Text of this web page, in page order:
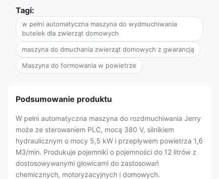
Tagi:
w pełni automatyczna maszyna do wydmuchiwania
butelek dla zwierząt domowych
maszyna do dmuchania zwierząt domowych z gwarancją
Maszyna do formowania w powietrze
Podsumowanie produktu
W pełni automatyczna maszyna do rozdmuchiwania Jerry
może ze sterowaniem PLC, mocą 380 V, silnikiem
hydraulicznym o mocy 5,5 kW i przepływem powietrza 1,6
M3/min. Produkuje pojemniki o pojemności do 12 litrów z
dostosowywanymi głowicami do zastosowań
chemicznych, motoryzacyjnych i domowych.